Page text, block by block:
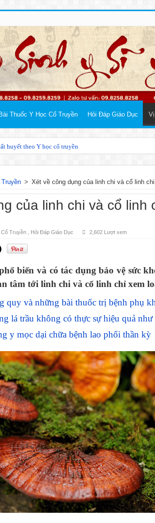
Bài Thuốc Y Học Cổ Truyền Hỏi Đáp Giáo Dục
huyết theo Y học cổ truyền
thần kinh bằng Đông y
> Xét về công dụng của linh chi và cổ linh chi
của linh chi và cổ linh
Cổ Truyền, Hỏi Đáp Giáo Dục 2,602 Lượt xem
biến và có tác dụng bảo vệ sức
tâm tới linh chi và cổ linh chỉ xem
và những bài thuốc trị bệnh phụ
lá trầu không có thực sự hiệu quả như
y mọc dại chữa bệnh lao phổi thần kỳ